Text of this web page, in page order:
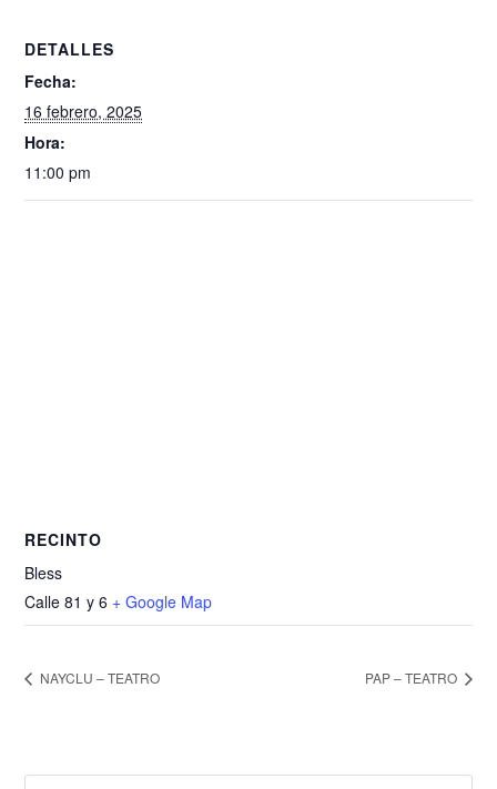
DETALLES
Fecha:
16 febrero, 2025
Hora:
11:00 pm
RECINTO
Bless
Calle 81 y 6 + Google Map
NAYCLU – TEATRO PAP – TEATRO